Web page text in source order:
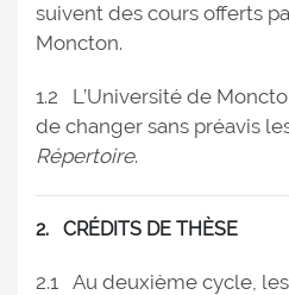
suivent des cours offerts
Moncton.
1.2 L’Université de
de changer sans préavis
Répertoire.
2. CRÉDITS DE THÈSE
2.1 Au deuxième cycle,